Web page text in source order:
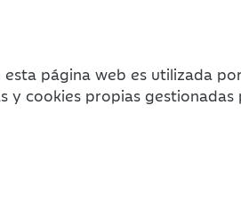
página web es utilizada
y cookies propias gestionadas